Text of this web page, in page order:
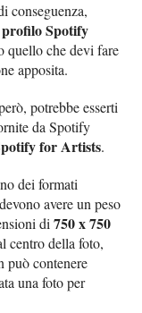
conseguenza,
Spotify
quello che devi fare
apposita.
potrebbe esserti
da Spotify
for Artists.
dei formati
avere un peso
di750 x 750
centro della foto,
può contenere
una foto per